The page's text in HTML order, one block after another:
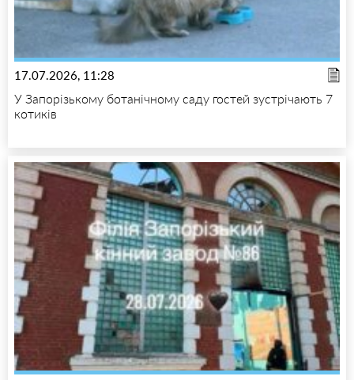
17.07.2026, 11:28
У Запорізькому ботанічному саду гостей зустрічають 7
котиків